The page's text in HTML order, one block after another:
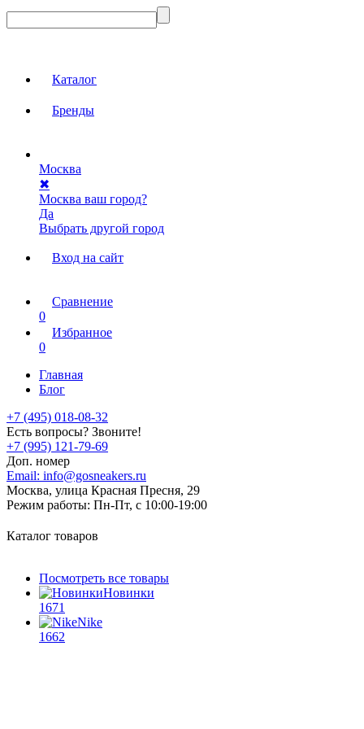
Каталог
Бренды
Москва
✖
Москва ваш город?
Да
Выбрать другой город
Вход на сайт
Сравнение
0
Избранное
0
Главная
Блог
+7 (495) 018-08-32
Есть вопросы? Звоните!
+7 (995) 121-79-69
Доп. номер
Email: info@gosneakers.ru
Москва, улица Красная Пресня, 29
Режим работы: Пн-Пт, с 10:00-19:00
Каталог товаров
Посмотреть все товары
Новинки
1671
Nike
1662